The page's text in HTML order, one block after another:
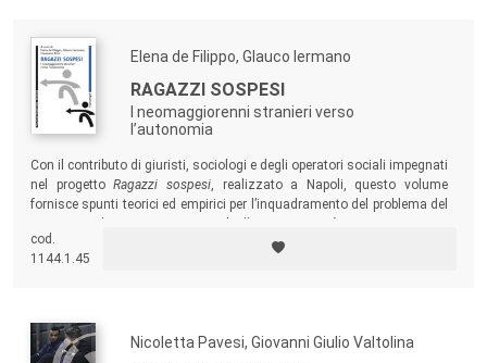
Elena de Filippo, Glauco Iermano
RAGAZZI SOSPESI
I neomaggiorenni stranieri verso
l’autonomia
Con il contributo di giuristi, sociologi e degli operatori sociali impegnati
nel progettoRagazzi sospesi, realizzato a Napoli, questo volume
fornisce spunti teorici ed empirici per l’inquadramento del problema del
cod.
1144.1.45
Nicoletta Pavesi, Giovanni Giulio Valtolina